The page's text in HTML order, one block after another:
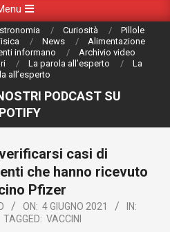
Curiosità
Pillole
News
Alimentazione
informano
Archivio video
La parola all’esperto
La
all’esperto
PODCAST SU
casi di
che hanno ricevuto
Pfizer
ON: 4 GIUGNO 2021
IN:
TAGGED: VACCINI